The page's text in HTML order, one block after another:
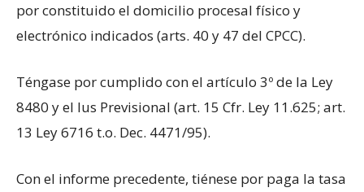
por constituido el domicilio procesal físico y
electrónico indicados (arts. 40 y 47 del CPCC).
Téngase por cumplido con el artículo 3º de la Ley
8480 y el Ius Previsional (art. 15 Cfr. Ley 11.625; art.
13 Ley 6716 t.o. Dec. 4471/95).
Con el informe precedente, tiénese por paga la tasa